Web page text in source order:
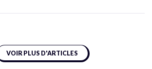
VOIR PLUS D'ARTICLES